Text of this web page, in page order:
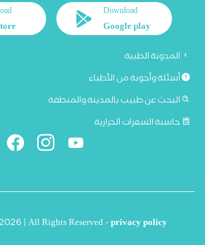
Download
Google play
المدونة الطبية
أسئلة وأجوبة من الأطباء
البحث عن طبيب بالمدينة والمنطقة
حاسبة السعرات الحرارية
| All Rights Reserved -privacy policy